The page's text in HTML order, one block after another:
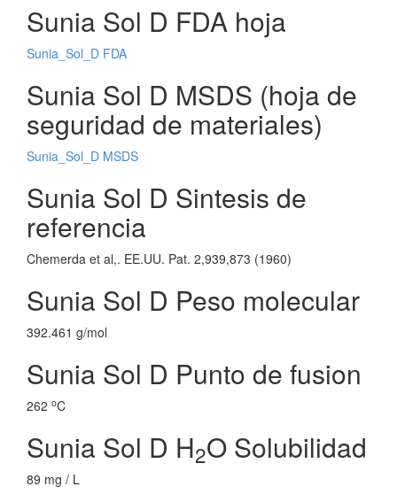
Sunia Sol D FDA hoja
Sunia_Sol_D FDA
Sunia Sol D MSDS (hoja de
seguridad de materiales)
Sunia_Sol_D MSDS
Sunia Sol D Sintesis de
referencia
Chemerda et al,. EE.UU. Pat. 2,939,873 (1960)
Sunia Sol D Peso molecular
392.461 g/mol
Sunia Sol D Punto de fusion
262 oC
Sunia Sol D H2O Solubilidad
89 mg / L